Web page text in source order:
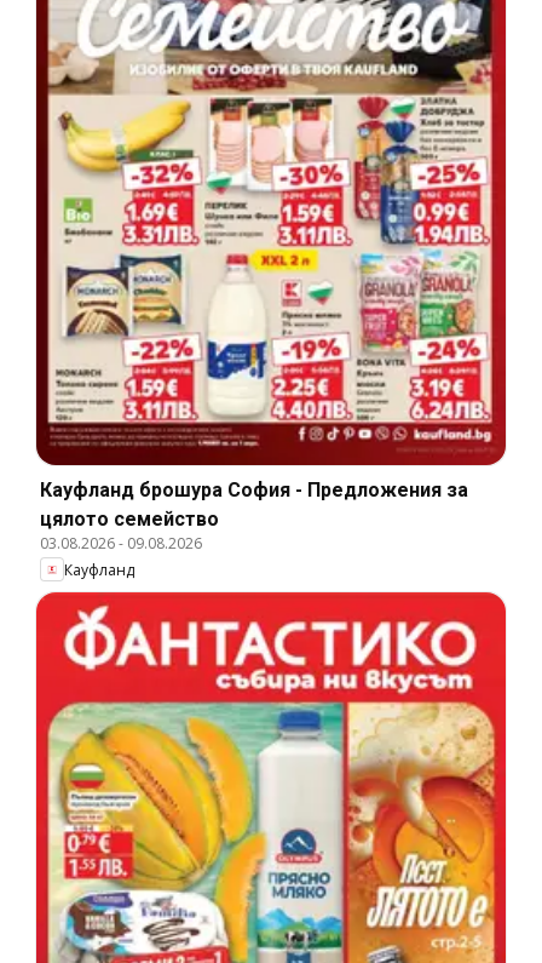
Кауфланд брошура София - Предложения за
цялото семейство
03.08.2026- 09.08.2026
Кауфланд